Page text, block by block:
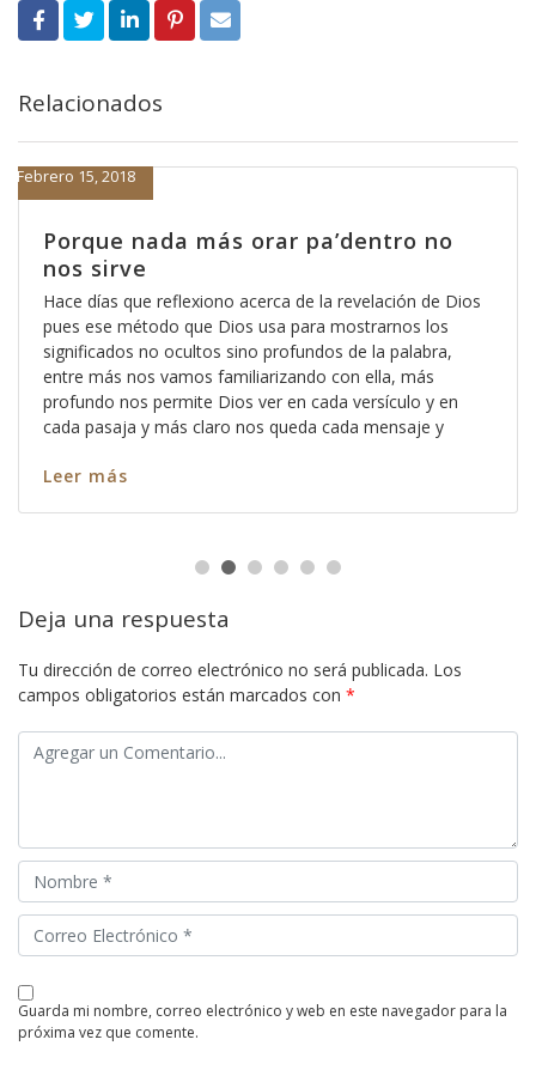
Relacionados
Porque nada más orar pa’dentro no
nos sirve
Febrero 15, 2018
Hace días que reflexiono acerca de la revelación de Dios
pues ese método que Dios usa para mostrarnos los
significados no ocultos sino profundos de la palabra,
entre más nos vamos familiarizando con ella, más
profundo nos permite Dios ver en cada versículo y en
cada pasaja y más claro nos queda cada mensaje y
Leer más
Deja una respuesta
Tu dirección de correo electrónico no será publicada. Los
campos obligatorios están marcados con *
guarda mi nombre, correo electrónico y web en este navegador para la
próxima vez que comente.